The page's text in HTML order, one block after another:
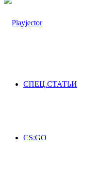
СПЕЦ.СТАТЬИ
CS:GO